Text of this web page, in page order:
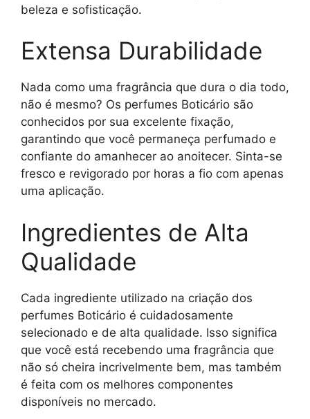
beleza e sofisticação.
Extensa Durabilidade
Nada como uma fragrância que dura o dia todo,
não é mesmo? Os perfumes Boticário são
conhecidos por sua excelente fixação,
garantindo que você permaneça perfumado e
confiante do amanhecer ao anoitecer. Sinta-se
fresco e revigorado por horas a fio com apenas
uma aplicação.
Ingredientes de Alta
Qualidade
Cada ingrediente utilizado na criação dos
perfumes Boticário é cuidadosamente
selecionado e de alta qualidade. Isso significa
que você está recebendo uma fragrância que
não só cheira incrivelmente bem, mas também
é feita com os melhores componentes
disponíveis no mercado.